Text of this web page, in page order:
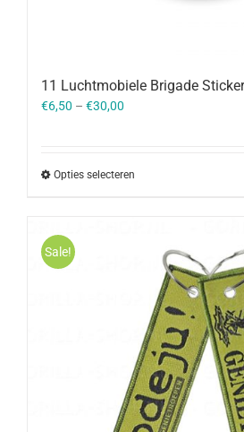
11 Luchtmobiele Brigade
€6,50 – €30,00
Opties selecteren
Sale!